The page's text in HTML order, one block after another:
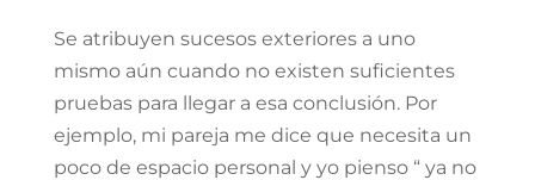
Se atribuyen sucesos exteriores a uno
mismo aún cuando no existen suficientes
pruebas para llegar a esa conclusión. Por
ejemplo, mi pareja me dice que necesita un
poco de espacio personal y yo pienso “ ya no